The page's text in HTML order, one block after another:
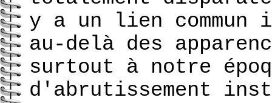
y a un lien commun
au-delà des
surtout à notre
d'abrutissement